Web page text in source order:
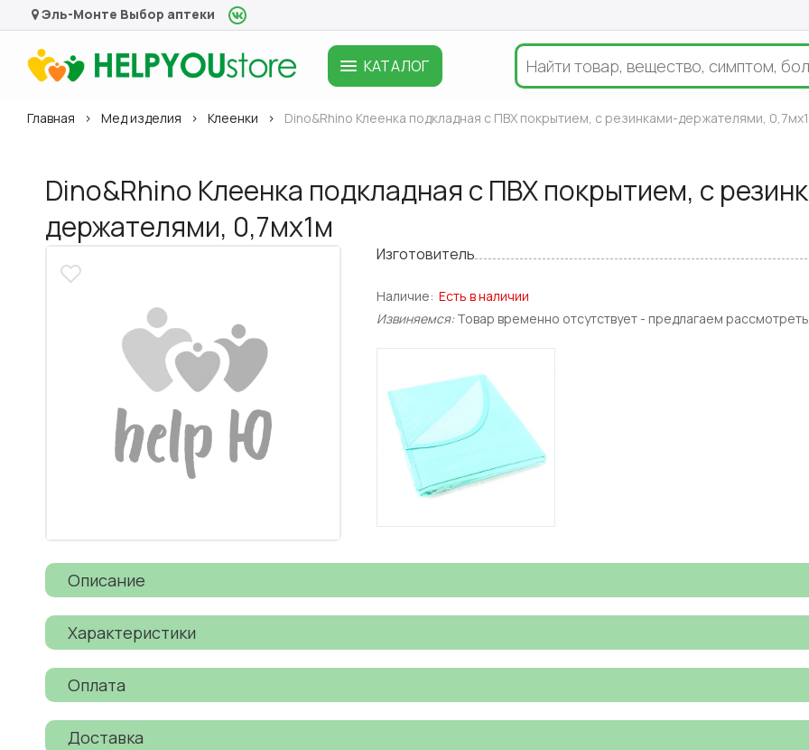
Эль-Монте Выбор аптеки
КАТАЛОГ
Главная Мед изделия Клеенки Dino&Rhino Клеенка подкладная с ПВХ покрытием, с резинками-держателями,
Dino&Rhino Клеенка подкладная с ПВХ покрытием, с
держателями, 0,7мх1м
Изготовитель
Наличие: Есть в наличии
Извиняемся: Товар временно отсутствует - предлагаем
Описание
Характеристики
Оплата
Доставка